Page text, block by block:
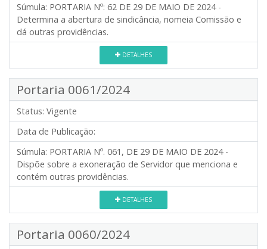
Súmula: PORTARIA Nº: 62 DE 29 DE MAIO DE 2024 -
Determina a abertura de sindicância, nomeia Comissão e
dá outras providências.
DETALHES
Portaria 0061/2024
Status: Vigente
Data de Publicação:
Súmula: PORTARIA Nº. 061, DE 29 DE MAIO DE 2024 -
Dispõe sobre a exoneração de Servidor que menciona e
contém outras providências.
DETALHES
Portaria 0060/2024